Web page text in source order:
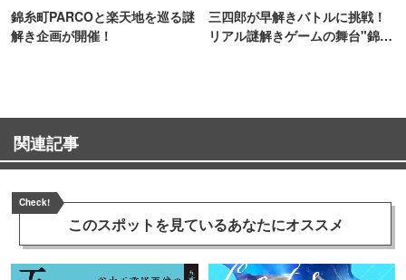
錦糸町PARCOと楽天地を巡る謎
解き企画が開催！
三四郎が早解きバトルに挑戦！
リアル謎解きゲームの舞台"錦糸
関連記事
Check!
このスポットを見ているあなたにオススメ